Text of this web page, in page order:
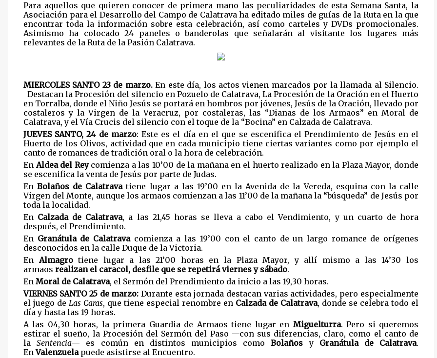
Para aquellos que quieren conocer de primera mano las peculiaridades de esta Semana Santa, la
Asociación para el Desarrollo del Campo de Calatrava ha editado miles de guías de la Ruta en la que
encontrar toda la información sobre esta celebración, así como carteles y DVDs promocionales.
Asimismo ha colocado 24 paneles o banderolas que señalarán al visitante los lugares más
relevantes de la Ruta de la Pasión Calatrava.
MIERCOLES SANTO 23 de marzo.En este día, los actos vienen marcados por la llamada al Silencio.
Destacan la Procesión del silencio en Pozuelo de Calatrava, La Procesión de la Oración en el Huerto
en Torralba, donde el Niño Jesús se portará en hombros por jóvenes, Jesús de la Oración, llevado por
costaleros y la Virgen de la Veracruz, por costaleras, las “Dianas de los Armaos” en Moral de
Calatrava, y el Vía Crucis del silencio con el toque de la “Bocina” en Calzada de Calatrava.
JUEVES SANTO, 24 de marzo: Este es el día en el que se escenifica el Prendimiento de Jesús en el
Huerto de los Olivos, actividad que en cada municipio tiene ciertas variantes como por ejemplo el
canto de romances de tradición oral o la hora de celebración.
En Aldea del Reycomienza a las 10’00 de la mañana en el huerto realizado en la Plaza Mayor, donde
se escenifica la venta de Jesús por parte de Judas.
EnBolaños de Calatravatiene lugar a las 19’00 en la Avenida de la Vereda, esquina con la calle
Virgen del Monte, aunque los armaos comienzan a las 11’00 de la mañana la “búsqueda” de Jesús por
toda la localidad.
En Calzada de Calatrava, a las 21,45 horas se lleva a cabo el Vendimiento, y un cuarto de hora
después, el Prendimiento.
En Granátula de Calatravacomienza a las 19’00 con el canto de un largo romance de orígenes
desconocidos en la calle Duque de la Victoria.
EnAlmagrotiene lugar a las 21’00 horas en la Plaza Mayor, y allí mismo a las 14’30 los
armaos realizan el caracol, desfile que se repetirá viernes y sábado.
En Moral de Calatrava, el Sermón del Prendimiento da inicio a las 19,30 horas.
VIERNES SANTO 25 de marzo: Durante esta jornada destacan varias actividades, pero especialmente
el juego de Las Caras, que tiene especial renombre en Calzada de Calatrava, donde se celebra todo el
día y hasta las 19 horas.
A las 04,30 horas, la primera Guardia de Armaos tiene lugar en Miguelturra. Pero si queremos
estirar el sueño, la Procesión del Sermón del Paso —con sus diferencias, claro, como el canto de
laSentencia— es común en distintos municipios comoBolaños y Granátula de Calatrava.
EnValenzuelapuede asistirse al Encuentro.